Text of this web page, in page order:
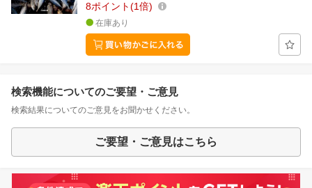
8ポイント 1倍
在庫あり
検索機能についてのご要望・ご意見
検索結果についてのご意見をお聞かせください。
ご要望・ご意見はこちら